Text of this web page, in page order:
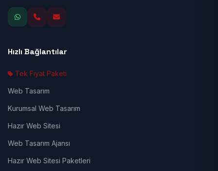
Hızlı Bağlantılar
Tek Fiyat Paketi
Web Tasarım
Kurumsal Web Tasarım
Hazır Web Sitesi
Web Tasarım Ajansı
Hazır Web Sitesi Paketleri